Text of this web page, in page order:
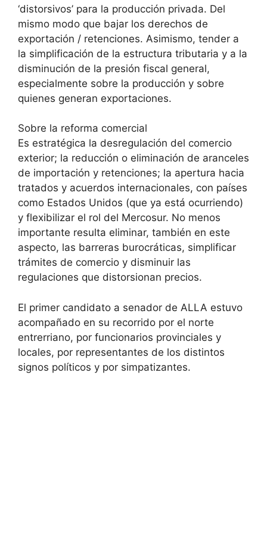
‘distorsivos’ para la producción privada. Del
mismo modo que bajar los derechos de
exportación / retenciones. Asimismo, tender a
la simplificación de la estructura tributaria y a la
disminución de la presión fiscal general,
especialmente sobre la producción y sobre
quienes generan exportaciones.
Sobre la reforma comercial
Es estratégica la desregulación del comercio
exterior; la reducción o eliminación de aranceles
de importación y retenciones; la apertura hacia
tratados y acuerdos internacionales, con países
como Estados Unidos (que ya está ocurriendo)
y flexibilizar el rol del Mercosur. No menos
importante resulta eliminar, también en este
aspecto, las barreras burocráticas, simplificar
trámites de comercio y disminuir las
regulaciones que distorsionan precios.
El primer candidato a senador de ALLA estuvo
acompañado en su recorrido por el norte
entrerriano, por funcionarios provinciales y
locales, por representantes de los distintos
signos políticos y por simpatizantes.